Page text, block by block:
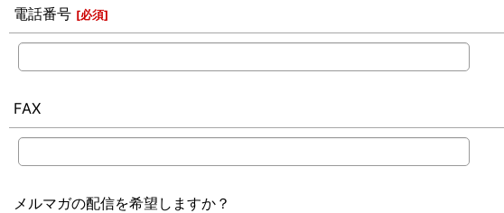
電話番号 [必須]
FAX
メルマガの配信を希望しますか？